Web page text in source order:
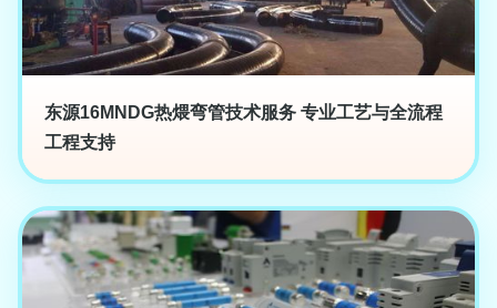
东源16MNDG热煨弯管技术服务 专业工艺与全流程
工程支持